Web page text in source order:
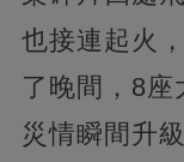
也接連起火
了晚間，8座
災情瞬間升